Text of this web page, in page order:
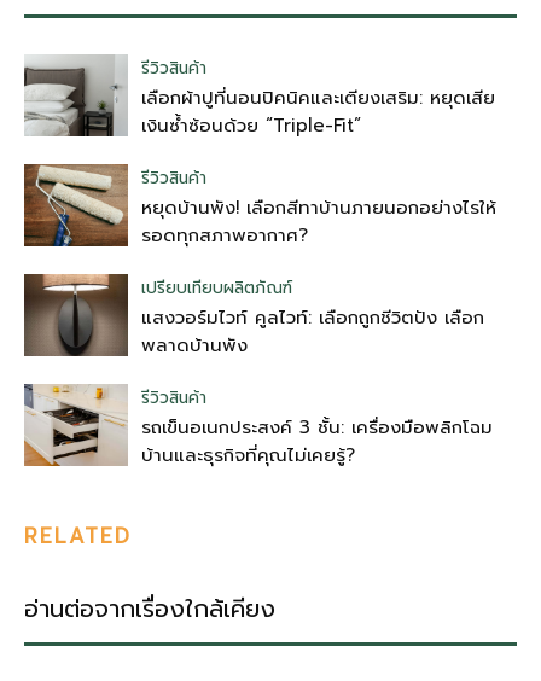
รีวิวสินค้า
เลือกผ้าปูที่นอนปิคนิคและเตียงเสริม: หยุดเสีย
เงินซ้ำซ้อนด้วย “Triple-Fit”
รีวิวสินค้า
หยุดบ้านพัง! เลือกสีทาบ้านภายนอกอย่างไรให้
รอดทุกสภาพอากาศ?
เปรียบเทียบผลิตภัณฑ์
แสงวอร์มไวท์ คูลไวท์: เลือกถูกชีวิตปัง เลือก
พลาดบ้านพัง
รีวิวสินค้า
รถเข็นอเนกประสงค์ 3 ชั้น: เครื่องมือพลิกโฉม
บ้านและธุรกิจที่คุณไม่เคยรู้?
RELATED
อ่านต่อจากเรื่องใกล้เคียง